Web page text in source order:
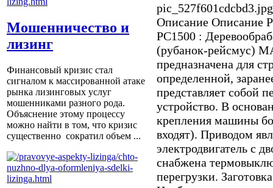
Мошенничество и
лизинг
Финансовый кризис стал
сигналом к массированной атаке
рынка лизинговых услуг
мошенниками разного рода.
Объяснение этому процессу
можно найти в том, что кризис
существенно сократил объем ...
pic_527f601cdcbd3.jpg
Описание Описание
РC1500 :
(рубанок-рейсмус)
предназначена для
определенной,
представляет собой
устройство. В
крепления машины
входят). Приводом
электродвигатель с
снабжена
перегрузки.